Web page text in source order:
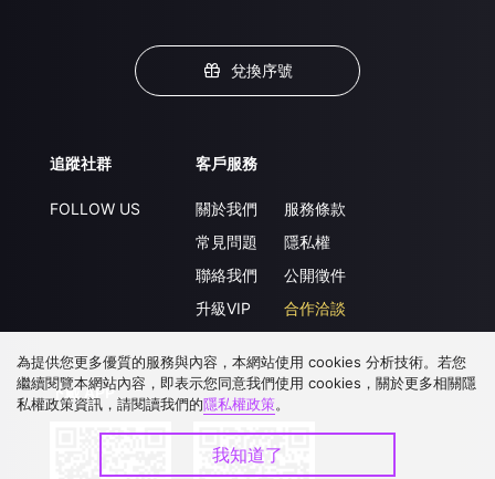
兌換序號
追蹤社群
FOLLOW US
客戶服務
關於我們
常見問題
聯絡我們
升級VIP
服務條款
隱私權
公開徵件
合作洽談
下載 APP
為提供您更多優質的服務與內容，本網站使用 cookies 分析技術。若您
繼續閱覽本網站內容，即表示您同意我們使用 cookies，關於更多相關隱
私權政策資訊，請閱讀我們的隱私權政策。
我知道了